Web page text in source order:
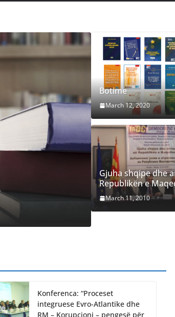
LATEST NEWS
Revista
February 22, 2021
Botime
March 12, 2020
Gjuha shqipe dhe
Republikën e
March 11, 2010
Konferenca: “Proceset
integruese Evro-Atlantike dhe
RM – Korupcioni – pengesë për